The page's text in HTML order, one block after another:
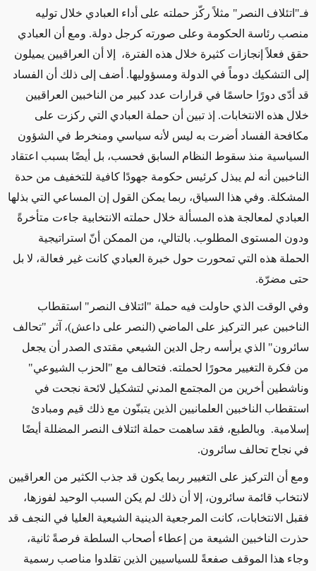
فـ"اتئلاف النصر" مثلاً ركّز حملته على أداء العبادي خلال توليه
منصب رئاسة الحكومة وعلى صورته كرجل دولة. ومع أن العبادي
حقق فعلاً إنجازات كثيرة خلال هذه الفترة، إلا أن العراقيين يميلون
إلى التشكيك دوماً في الدولة ومسؤوليها. أضف إلى ذلك أن الفساد
قد أدّى دورًا حاسمًا في قرارات عدد كبير من الناخبين العراقيين
خلال هذه الانتخابات. إذ تبين أن حملة العبادي التي ركزت على
مكافحة الفساد أضرت به ليس لأنه سياسي ومنخرط في الشؤون
السياسية منذ سقوط النظام السابق فحسب، بل أيضًا بسبب اعتقاد
الناخبين أنه لم يبذل كرئيس حكومة جهودًا كافية للتخفيف من حدة
المشكلة. وفي هذا السياق، ربما يمكن القول إن المساعي التي بذلها
العبادي لمعالجة هذه المسألة خلال حملته الانتخابية جاءت متأخرةً
ودون المستوى المطلوب. بالتالي، من الممكن أنّ استراتيجية
الحملة هذه التي تمحورت حول خبرة العبادي كانت غير فعالة، لا بل
حتى مضرّة.
وفي الوقت الذي حاولت فيه حملة "ائتلاف النصر" استقطاب
الناخبين عبر التركيز على الماضي (النصر على داعش)، آثر "تحالف
سائرون" الذي يرأسه رجل الدين الشيعي مقتدى الصدر أن يجعل
من فكرة التغيير محورًا لحملته. فتحالف مع "الحزب الشيوعي"
وناشطين أخرين من المجتمع المدني لتشكيل لائحة نجحت في
استقطاب الناخبين العلمانيين الذين يتبنّون مع ذلك قيم ومبادئ
إسلامية. وبالطبع، فقد ساهمت حملة ائتلاف النصر المضللة أيضًا
في نجاح تحالف سائرون.
ومع أن التركيز على التغيير ربما يكون قد جذب الكثير من العراقيين
لانتخاب قائمة سائرون، إلا أن ذلك لم يكن السبب الوحيد لفوزها،
فقبل الانتخابات، كانت المرجعية الدينية الشيعية العليا في النجف قد
حذرت الناخبين الشيعة من إعطاء أصحاب السلطة فرصةً ثانية،
وجاء هذا الموقف صفعةً للسياسيين الذين تقلدوا مناصب رسمية